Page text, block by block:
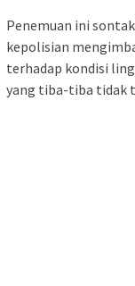
Penemuan ini
kepolisian
terhadap kondisi
yang tiba-tiba tidak